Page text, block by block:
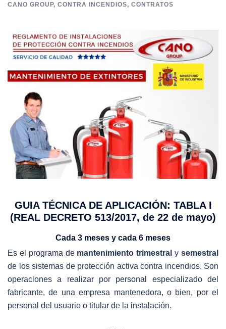
CANO GROUP, CONTRA INCENDIOS, CONTRATOS
GUIA TÉCNICA DE APLICACIÓN: TABLA I
(REAL DECRETO 513/2017, de 22 de mayo)
Cada 3 meses y cada 6 meses
Es el programa de mantenimiento trimestral ysemestral
de los sistemas de protección activa contra incendios. Son
operaciones a realizar por personal especializado del
fabricante, de una empresa mantenedora, o bien, por el
personal del usuario o titular de la instalación.